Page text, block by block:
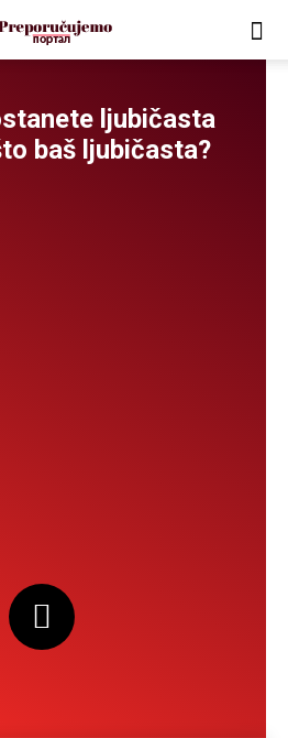
ljubičasta
baš ljubičasta?